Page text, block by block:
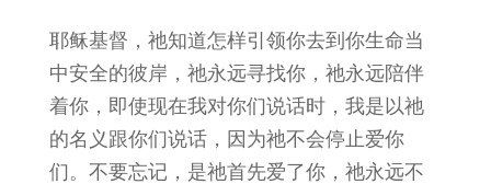
耶稣基督，祂知道怎样引领你去到你生命当
中安全的彼岸，祂永远寻找你，祂永远陪伴
着你，即使现在我对你们说话时，我是以祂
的名义跟你们说话，因为祂不会停止爱你
们。不要忘记，是祂首先爱了你，祂永远不